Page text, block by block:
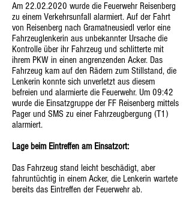
Am 22.02.2020 wurde die Feuerwehr Reisenberg
zu einem Verkehrsunfall alarmiert. Auf der Fahrt
von Reisenberg nach Gramatneusiedl verlor eine
Fahrzeuglenkerin aus unbekannter Ursache die
Kontrolle über ihr Fahrzeug und schlitterte mit
ihrem PKW in einen angrenzenden Acker. Das
Fahrzeug kam auf den Rädern zum Stillstand, die
Lenkerin konnte sich unverletzt aus diesem
befreien und alarmierte die Feuerwehr. Um 09:42
wurde die Einsatzgruppe der FF Reisenberg mittels
Pager und SMS zu einer Fahrzeugbergung (T1)
alarmiert.
Lage beim Eintreffen am Einsatzort:
Das Fahrzeug stand leicht beschädigt, aber
fahruntüchtig in einem Acker, die Lenkerin wartete
bereits das Eintreffen der Feuerwehr ab.